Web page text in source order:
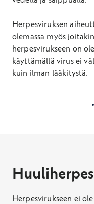
Herpesviruksen
olemassa myös
herpesvirukseen on
käyttämällä virus ei
kuin ilman lääkitystä.
Herpesvirukseen ei